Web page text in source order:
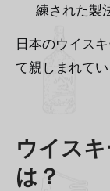
練された製
日本のウイス
て親しまれてい
ウイス
は？